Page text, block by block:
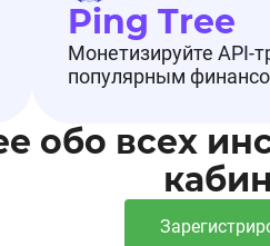
Ping Tree
Монетизируйте API-
популярным
обо всех